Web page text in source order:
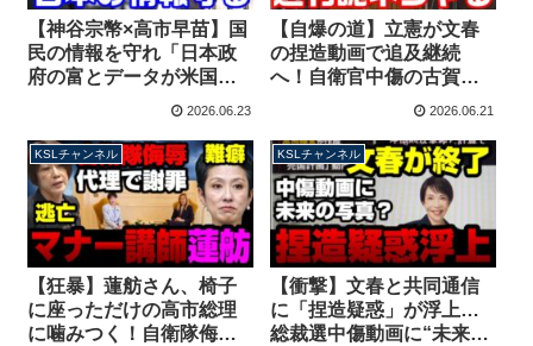
【神谷宗幣×高市早苗】国
民の情報を守れ「日本政
府の富とデータが米国
へ…」ガバメントクラウ
チャンネル】
2026.06.23
【自爆の道】立憲が文春
の捏造動画で追及継続
へ！自衛官中傷の古賀千
景議員は本会議場で大爆
い？【KSLチャンネル】
2026.06.21
KSLチャンネル
【狂暴】蓮舫さん、椅子
に座っただけの高市総理
に噛みつく！自衛隊侮辱
KSLチャンネル
【衝撃】文春と共同通信
に「捏造疑惑」が浮上…
総裁選中傷動画に“未来の